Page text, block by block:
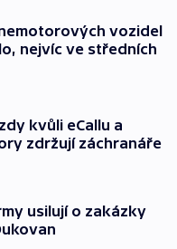
vozidel
nejvíc ve středních
kvůli eCallu a
zdržují záchranáře
usilují o zakázky